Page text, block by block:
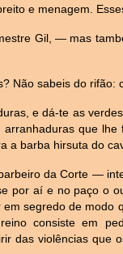
e menagem.
Gil, — mas
Não sabeis do rifão:
e dá-te as
que
a barba hirsuta do
da Corte —
por aí e no paço o
em segredo de
consiste em
das violências que